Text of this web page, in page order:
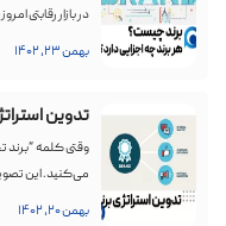
در بازار رقابتی
بهمن ۲۳, ۱۴۰۲
تدوین
وقتی کلمه “برند
می‌کنید. این
بهمن ۲۰, ۱۴۰۲